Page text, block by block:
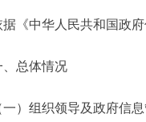
据《中华人民共和国政
、总体情况
一）组织领导及政府信